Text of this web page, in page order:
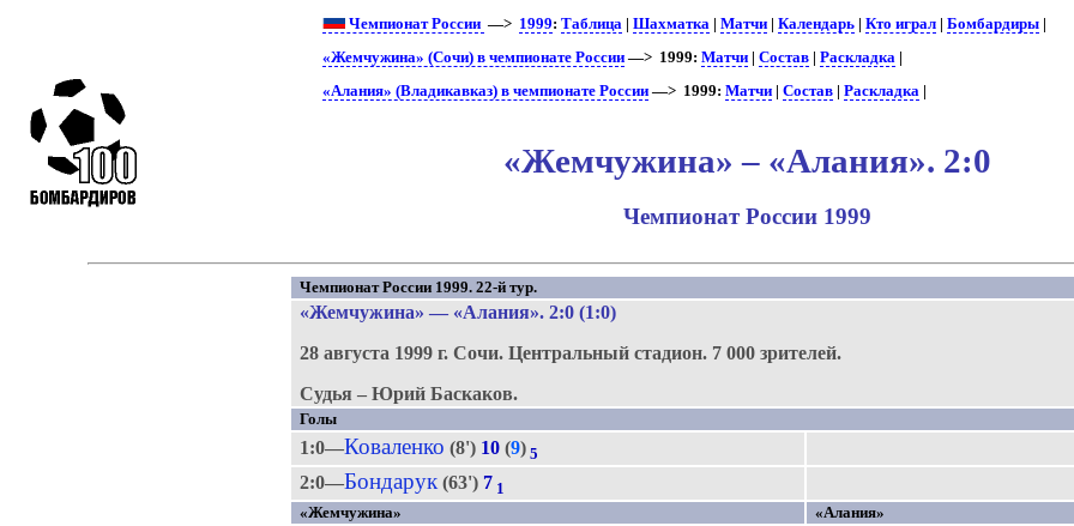
Чемпионат России —> 1999:Таблица |Шахматка |Матчи |Календарь |Кто играл |Бомбардиры
«Жемчужина» (Сочи) в чемпионате России —> 1999:Матчи |Состав |Раскладка |
«Алания» (Владикавказ) в чемпионате России —> 1999:Матчи |Состав |Раскладка |
«Жемчужина» – «Алания». 2:0
Чемпионат России 1999
Чемпионат России 1999. 22-й тур.
«Жемчужина» — «Алания». 2:0 (1:0)
28 августа 1999 г.Сочи.Центральный стадион. 7 000 зрителей.
Судья – Юрий Баскаков.
Голы
1:0—Коваленко (8') 10 (9) 5
2:0—Бондарук (63') 7 1
«Жемчужина»
«Алания»